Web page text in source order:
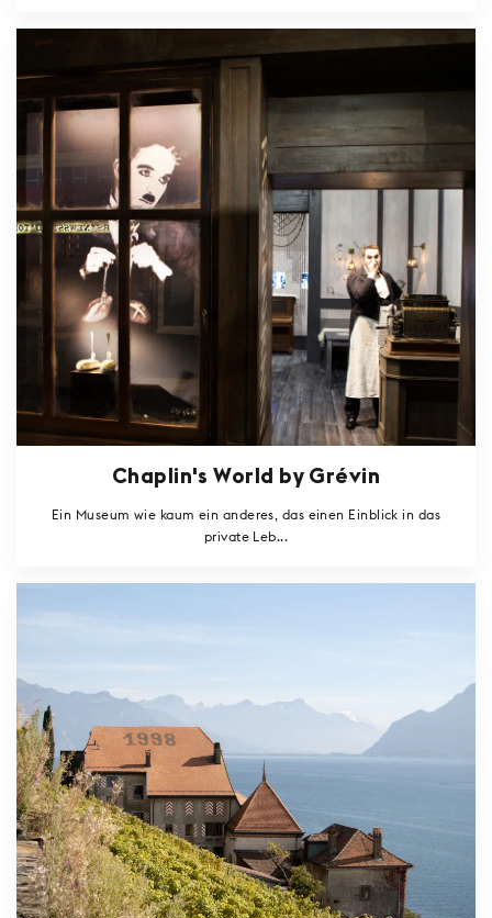
Chaplin's World by Grévin
Ein Museum wie kaum ein anderes, das einen Einblick in das
private Leb...